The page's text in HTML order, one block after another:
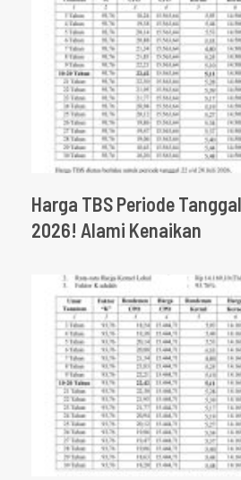
Harga TBS Periode
2026! Alami Kenaikan